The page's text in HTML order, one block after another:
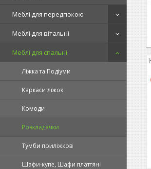
Меблі для передпокою
Меблі для вітальні
Меблі для спальні
Ліжка та Подіуми
Каркаси ліжок
Комоди
Розкладачки
Тумби приліжкові
Шафи-купе, Шафи платтяні